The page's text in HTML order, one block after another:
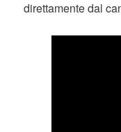
direttamente dal